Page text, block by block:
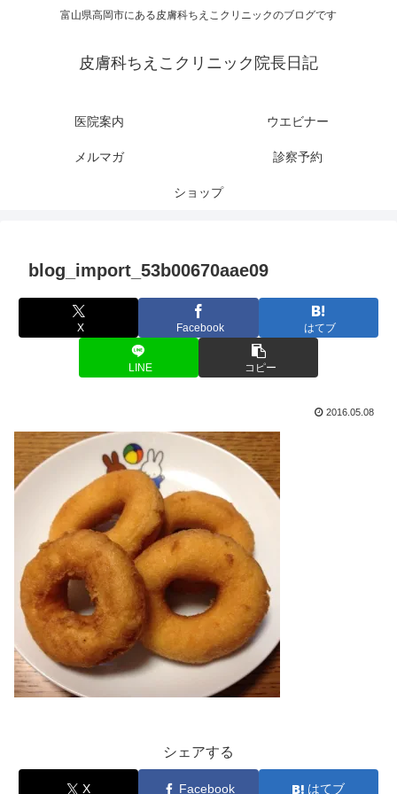
富山県高岡市にある皮膚科ちえこクリニックのブログです
皮膚科ちえこクリニック院長日記
医院案内 ウエビナー
メルマガ 診察予約
ショップ
blog_import_53b00670aae09
X Facebook はてブ
LINE コピー
2016.05.08
シェアする
X Facebook はてブ